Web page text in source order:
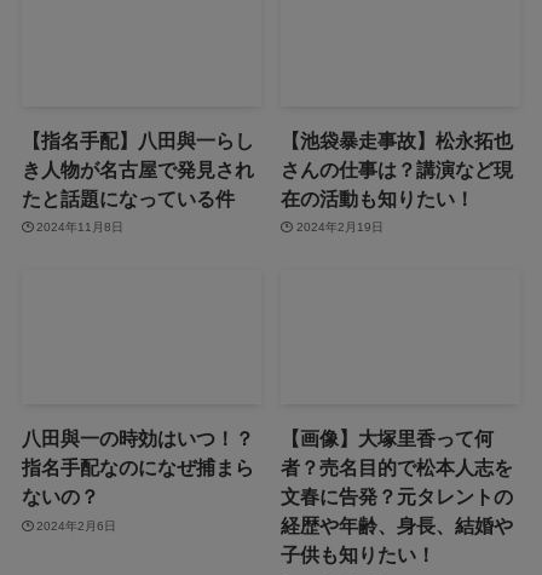
【指名手配】八田與一らし
き人物が名古屋で発見され
たと話題になっている件
2024年11月8日
【池袋暴走事故】松永拓也
さんの仕事は？講演など現
在の活動も知りたい！
2024年2月19日
八田與一の時効はいつ！？
指名手配なのになぜ捕まら
ないの？
2024年2月6日
【画像】大塚里香って何
者？売名目的で松本人志を
文春に告発？元タレントの
経歴や年齢、身長、結婚や
子供も知りたい！